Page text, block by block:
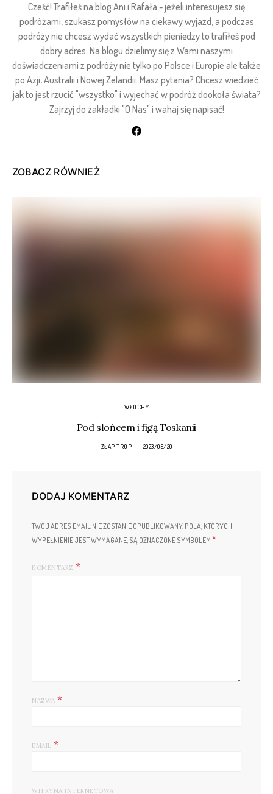
Cześć! Trafiłeś na blog Ani i Rafała - jeżeli interesujesz się
podróżami, szukasz pomysłów na ciekawy wyjazd, a podczas
podróży nie chcesz wydać wszystkich pieniędzy to trafiłeś pod
dobry adres. Na blogu dzielimy się z Wami naszymi
doświadczeniami z podróży nie tylko po Polsce i Europie ale także
po Azji, Australii i Nowej Zelandii. Masz pytania? Chcesz wiedzieć
jak to jest rzucić "wszystko" i wyjechać w podróż dookoła świata?
Zajrzyj do zakładki "O Nas" i wahaj się napisać!
ZOBACZ RÓWNIEŻ
WŁOCHY
Pod słońcem i figą Toskanii
ZŁAP TROP 2023/05/20
DODAJ KOMENTARZ
TWÓJ ADRES EMAIL NIE ZOSTANIE OPUBLIKOWANY. POLA, KTÓRYCH
WYPEŁNIENIE JEST WYMAGANE, SĄ OZNACZONE SYMBOLEM *
KOMENTARZ
NAZWA *
EMAIL *
WITRYNA INTERNETOWA